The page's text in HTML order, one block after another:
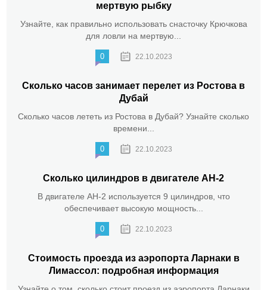
мертвую рыбку
Узнайте, как правильно использовать снасточку Крючкова
для ловли на мертвую...
0 22.10.2023
Сколько часов занимает перелет из Ростова в
Дубай
Сколько часов лететь из Ростова в Дубай? Узнайте сколько
времени...
0 22.10.2023
Сколько цилиндров в двигателе АН-2
В двигателе АН-2 используется 9 цилиндров, что
обеспечивает высокую мощность...
0 22.10.2023
Стоимость проезда из аэропорта Ларнаки в
Лимассол: подробная информация